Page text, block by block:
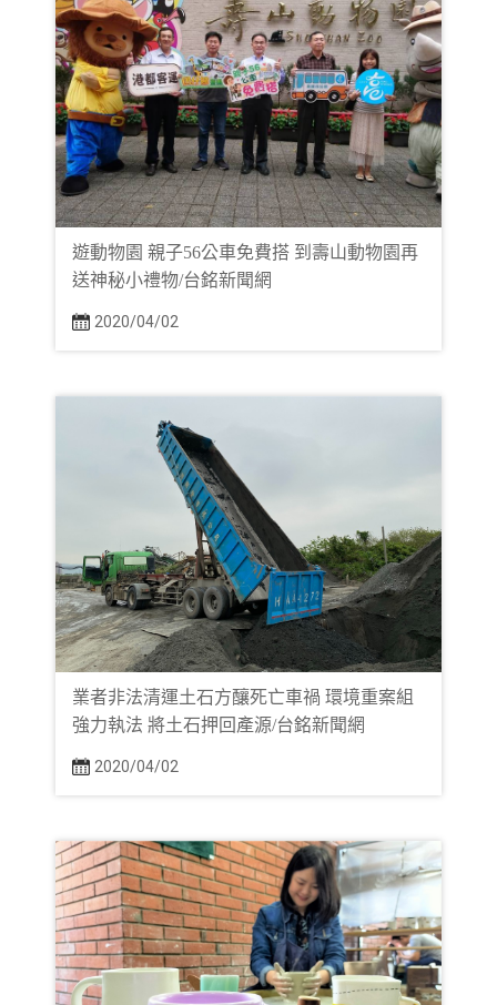
遊動物園 親子56公車免費搭 到壽山動物園再
送神秘小禮物/台銘新聞網
2020/04/02
業者非法清運土石方釀死亡車禍 環境重案組
強力執法 將土石押回產源/台銘新聞網
2020/04/02